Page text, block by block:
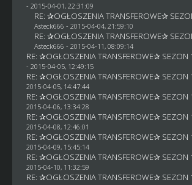
- 2015-04-01, 22:31:09
RE: ✰OGŁOSZENIA TRANSFEROWE✰
Asteck666 - 2015-04-04, 21:59:10
RE: ✰OGŁOSZENIA TRANSFEROWE✰
Asteck666 - 2015-04-11, 08:09:14
RE: ✰OGŁOSZENIA TRANSFEROWE✰ SEZON
- 2015-04-05, 12:49:15
RE: ✰OGŁOSZENIA TRANSFEROWE✰ SEZON
2015-04-05, 14:47:44
RE: ✰OGŁOSZENIA TRANSFEROWE✰ SEZON
2015-04-06, 13:34:28
RE: ✰OGŁOSZENIA TRANSFEROWE✰ SEZON
2015-04-08, 12:46:01
RE: ✰OGŁOSZENIA TRANSFEROWE✰ SEZON
2015-04-09, 15:45:14
RE: ✰OGŁOSZENIA TRANSFEROWE✰ SEZON
2015-04-10, 11:32:59
RE: ✰OGŁOSZENIA TRANSFEROWE✰ SEZON